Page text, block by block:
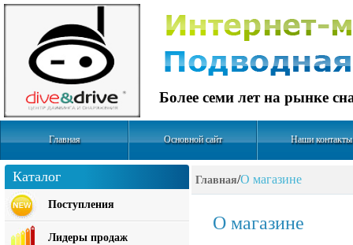
Более семи лет на рынке
Главная Основной сайт Наши контакты
Главная/О магазине
О магазине
Каталог
Поступления
Лидеры продаж